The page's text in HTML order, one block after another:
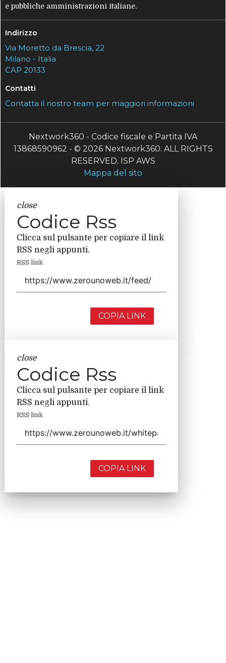
e pubbliche amministrazioni italiane.
Indirizzo
Via Moretto da Brescia, 22
Milano - Italia
CAP 20133
Contatti
Contatta il nostro team per maggiori informazioni
Nextwork360 - Codice fiscale e Partita IVA
13868590962 - © 2026 Nextwork360. ALL RIGHTS
RESERVED. ISP AWS
Mappa del sito
close
Codice Rss
Clicca sul pulsante per copiare il link
RSS negli appunti.
RSS link
COPIA LINK
close
Codice Rss
Clicca sul pulsante per copiare il link
RSS negli appunti.
RSS link
COPIA LINK